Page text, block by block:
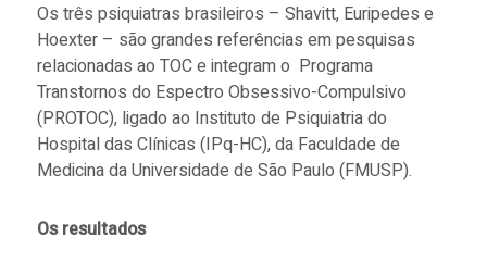
Os três psiquiatras brasileiros – Shavitt, Euripedes e
Hoexter – são grandes referências em pesquisas
relacionadas ao TOC e integram o Programa
Transtornos do Espectro Obsessivo-Compulsivo
(PROTOC), ligado ao Instituto de Psiquiatria do
Hospital das Clínicas (IPq-HC), da Faculdade de
Medicina da Universidade de São Paulo (FMUSP).
Os resultados